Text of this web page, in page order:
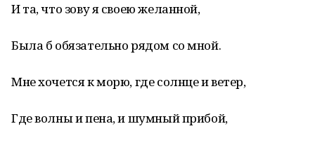
И та, что зову я своею желанной,
Была б обязательно рядом со мной.
Мне хочется к морю, где солнце и ветер,
Где волны и пена, и шумный прибой,